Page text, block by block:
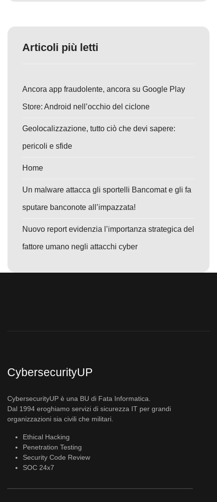
Articoli più letti
Ancora app fraudolente, ancora su Google Play
Store: Android nell’occhio del ciclone
Geolocalizzazione, tutto ciò che devi sapere:
pericoli e sfide
Home
Un malware attacca gli sportelli Bancomat e gli fa
sputare banconote all’impazzata!
Nuovo report evidenzia l’importanza strategica del
fattore umano negli attacchi cyber
CybersecurityUP
CybersecurityUP è una BU di Fata Informatica.
Dal 1994 eroghiamo servizi di sicurezza IT per grandi
organizzazioni sia civili che militari.
Ethical Hacking
Penetration Testing
Security Code Review
SOC 24x7